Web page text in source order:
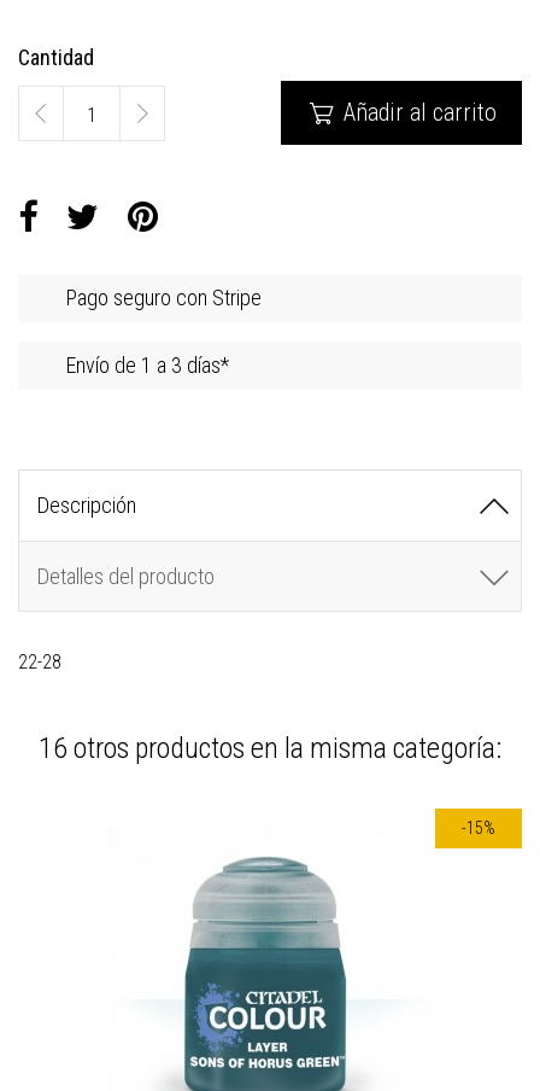
Cantidad
 Añadir al carrito
Pago seguro con Stripe
Envío de 1 a 3 días*
Descripción
Detalles del producto
22-28
16 otros productos en la misma categoría:
-15%